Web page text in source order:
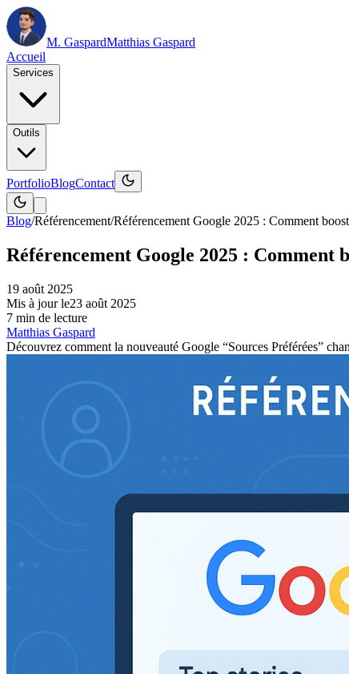
M. GaspardMatthias Gaspard
Accueil
Services
Outils
PortfolioBlogContact
Blog/Référencement/Référencement Google 2025 : Comment
Référencement Google 2025 :
19 août 2025
Mis à jour le23 août 2025
7 min de lecture
Matthias Gaspard
Découvrez comment la nouveauté Google “Sources Préférées”